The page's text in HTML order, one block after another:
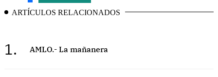
ARTÍCULOS RELACIONADOS
1. AMLO.- La mañanera